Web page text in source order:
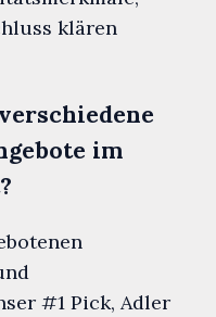
klären
im
#1 Pick, Adler